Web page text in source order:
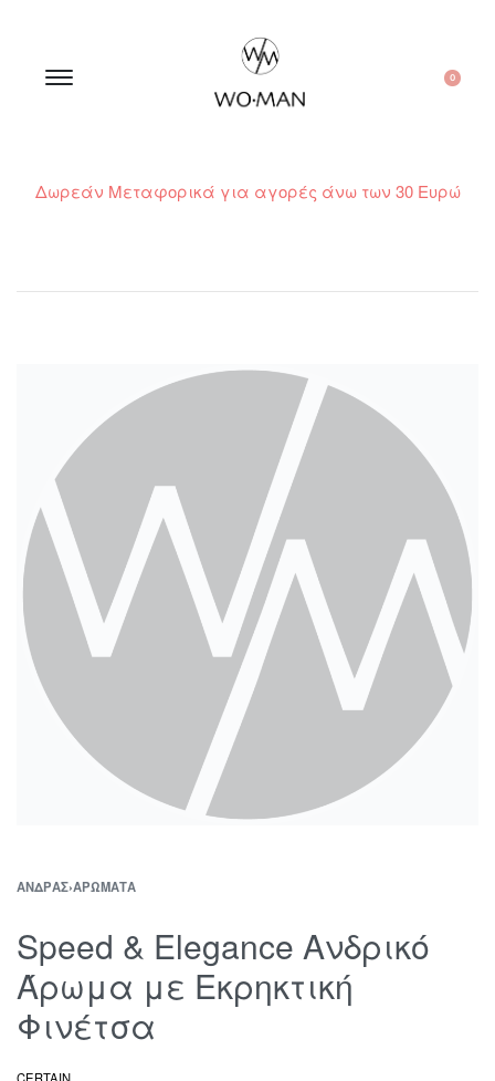
0
Δωρεάν Μεταφορικά για αγορές άνω των 30 Ευρώ
ΆΝΔΡΑΣ›ΑΡΏΜΑΤΑ
Speed & Elegance Ανδρικό
Άρωμα με Εκρηκτική
Φινέτσα